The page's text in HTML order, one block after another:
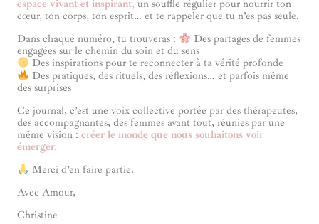
espace vivant et inspirant, un souffle régulier pour nourrir ton
cœur, ton corps, ton esprit… et te rappeler que tu n’es pas seule.
Dans chaque numéro, tu trouveras :
Des partages de femmes
engagées sur le chemin du soin et du sens
Des inspirations pour te reconnecter à ta vérité profonde
Des pratiques, des rituels, des réflexions… et parfois même
des surprises
Ce journal, c’est une voix collective portée par des thérapeutes,
des accompagnantes, des femmes avant tout, réunies par une
même vision : créer le monde que nous souhaitons voir
émerger.
Merci d’en faire partie.
Avec Amour,
Christine